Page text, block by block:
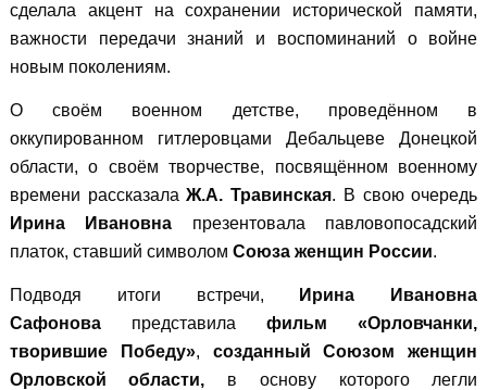
сделала акцент на сохранении исторической памяти,
важности передачи знаний и воспоминаний о войне
новым поколениям.
О своём военном детстве, проведённом в
оккупированном гитлеровцами Дебальцеве Донецкой
области, о своём творчестве, посвящённом военному
времени рассказала Ж.А. Травинская. В свою очередь
Ирина Ивановна презентовала павловопосадский
платок, ставший символом Союза женщин России.
Подводя итоги встречи,
Ирина Ивановна
Сафоновапредставилафильм «Орловчанки,
творившие Победу», созданный Союзом женщин
Орловской области, в основу которого легли